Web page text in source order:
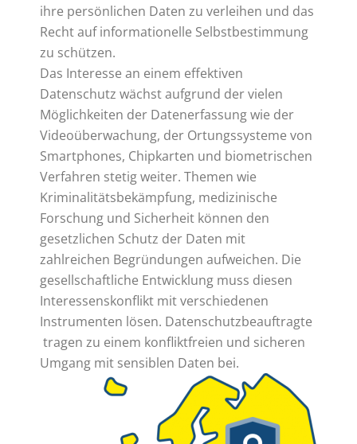
ihre persönlichen Daten zu verleihen und das
Recht auf informationelle Selbstbestimmung
zu schützen.
Das Interesse an einem effektiven
Datenschutz wächst aufgrund der vielen
Möglichkeiten der Datenerfassung wie der
Videoüberwachung, der Ortungssysteme von
Smartphones, Chipkarten und biometrischen
Verfahren stetig weiter. Themen wie
Kriminalitätsbekämpfung, medizinische
Forschung und Sicherheit können den
gesetzlichen Schutz der Daten mit
zahlreichen Begründungen aufweichen. Die
gesellschaftliche Entwicklung muss diesen
Interessenskonflikt mit verschiedenen
Instrumenten lösen. Datenschutzbeauftragte
tragen zu einem konfliktfreien und sicheren
Umgang mit sensiblen Daten bei.